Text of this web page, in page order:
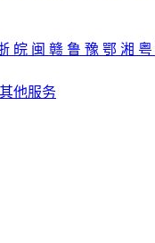
皖 闽 赣 鲁 豫 鄂 湘 粤
其他服务